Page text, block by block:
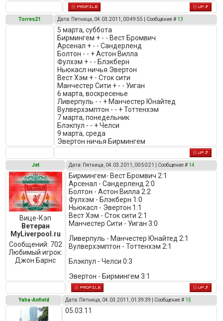
Torres21 Дата: Пятница, 04.03.2011, 00:49:55 | Сообщение # 13
5 марта, суббота
Бирмингем + - - Вест Бромвич
Арсенал + - - Сандерленд
Болтон - - + Астон Вилла
Фулхэм + - - Блэкберн
Ньюкасл ничья Эвертон
Вест Хэм + - Сток сити
Манчестер Сити + - - Уиган
6 марта, воскресенье
Ливерпуль - - + Манчестер Юнайтед
Вулверхэмптон - - + Тоттенхэм
7 марта, понедельник
Блэкпул - - + Челси
9 марта, среда
Эвертон ничья Бирмингем
Jet Дата: Пятница, 04.03.2011, 00:50:21 | Сообщение # 14
Вице-Кэп
Ветеран
MyLiverpool.ru
Сообщений: 702
Любимый игрок:
Джон Барнс
Бирмингем- Вест Бромвич 2:1
Арсенал - Сандерленд 2:0
Болтон - Астон Вилла 2:2
Фулхэм - Блэкберн 1:0
Ньюкасл - Эвертон 1:1
Вест Хэм - Сток сити 2:1
Манчестер Сити - Уиган 3:0
Ливерпуль - Манчестер Юнайтед 2:1
Вулверхэмптон - Тоттенхэм 2:1
Блэкпул - Челси 0:3
Эвертон - Бирмингем 3:1
Yaha-Anfield Дата: Пятница, 04.03.2011, 01:39:39 | Сообщение # 15
05.03.11